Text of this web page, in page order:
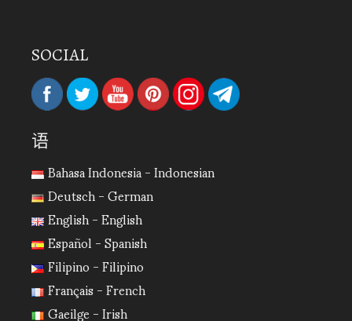
SOCIAL
语
Bahasa Indonesia - Indonesian
Deutsch - German
English - English
Español - Spanish
Filipino - Filipino
Français - French
Gaeilge - Irish